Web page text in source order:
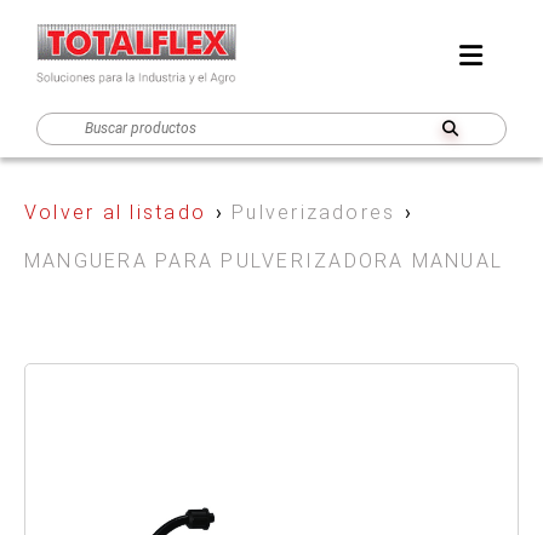
Volver al listado › Pulverizadores ›
MANGUERA PARA PULVERIZADORA MANUAL